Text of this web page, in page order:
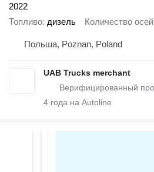
2022
Топливо дизель Количество осей
Польша, Poznan, Poland
UAB Trucks merchant
4 года на Autoline